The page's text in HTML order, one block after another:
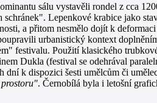
sálu vystavěli rondel z cca
Lepenkové krabice jako
a přitom nesmělo dojít k
urbanistický kontext
festivalu. Použití klasického
Dukla (festival se odehrával
k dispozici šesti umělcům či
. Černobílá byla i letošní